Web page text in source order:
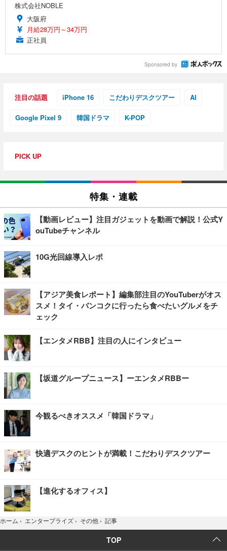
株式会社NOBLE
大阪府
月給28万円～34万円
正社員
Sponsored by
注目の話題 iPhone 16 こだわりデスクツアー AI
Google Pixel 9 韓国ドラマ K-POP
PICK UP
特集・連載
【動画レビュー】注目ガジェットを動画で解説！公式Y
ouTubeチャンネル
10G光回線導入レポ
【アジア美食レポート】編集部注目のYouTuberがオス
スメ！タイ・バンコクに行ったら食べたいグルメをチ
ェック
【エンタメRBB】注目の人にインタビュー
【坂道グループニュース】ーエンタメRBBー
今観るべきオススメ「韓国ドラマ」
快適デスクのヒントが満載！こだわりデスクツアー
【進化するオフィス】
ホーム › エンタープライズ › その他 › 記事
TOP